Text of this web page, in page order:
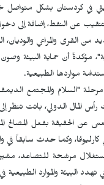
في كردستان بشكل متواصل
عن النفط، إضافة إلى
من القرى والمراعي
مؤكدةً أن حماية
مواردها الطبيعية.
"السلام والمجتمع
المال الدولي، باتت تنظر إلى
عن الحقيقة بفعل المصالح
كارليوفا، وكما حدث سابقاً
مرشحة للتصاعد، مشيرةً
البيئة والموارد الطبيعية